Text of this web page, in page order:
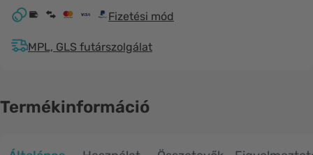
Fizetési mód
MPL, GLS futárszolgálat
Termékinformáció